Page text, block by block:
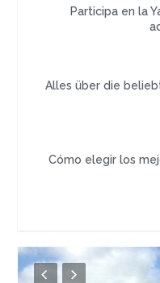
Participa en la
Alles über die
Cómo elegir los